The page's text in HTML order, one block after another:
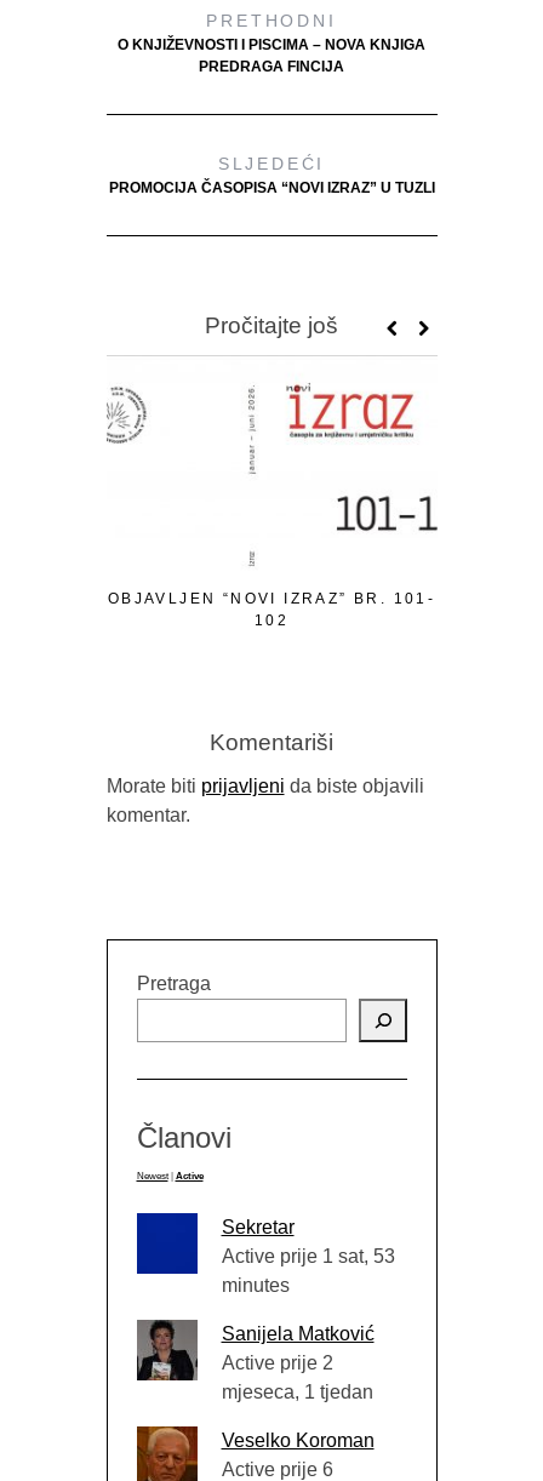
PRETHODNI
O KNJIŽEVNOSTI I PISCIMA – NOVA KNJIGA
PREDRAGA FINCIJA
SLJEDEĆI
PROMOCIJA ČASOPISA “NOVI IZRAZ” U TUZLI
Pročitajte još
OBJAVLJEN “NOVI IZRAZ” BR. 101-
102
Komentariši
Morate biti prijavljeni da biste objavili
komentar.
Pretraga
Članovi
Newest | Active
Sekretar
Active prije 1 sat, 53
minutes
Sanijela Matković
Active prije 2
mjeseca, 1 tjedan
Veselko Koroman
Active prije 6